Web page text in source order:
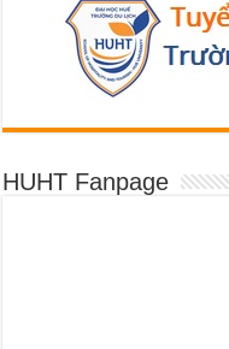
HUHT Fanpage